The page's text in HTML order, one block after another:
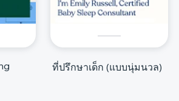
ที่ปรึกษาเด็ก (แบบนุ่มนวล)